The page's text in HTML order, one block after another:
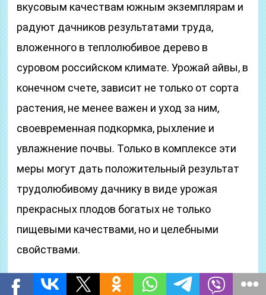
вкусовым качествам южным экземплярам и
радуют дачников результатами труда,
вложенного в теплолюбивое дерево в
суровом российском климате. Урожай айвы, в
конечном счете, зависит не только от сорта
растения, не менее важен и уход за ним,
своевременная подкормка, рыхление и
увлажнение почвы. Только в комплексе эти
меры могут дать положительный результат
трудолюбивому дачнику в виде урожая
прекрасных плодов богатых не только
пищевыми качествами, но и целебными
свойствами.